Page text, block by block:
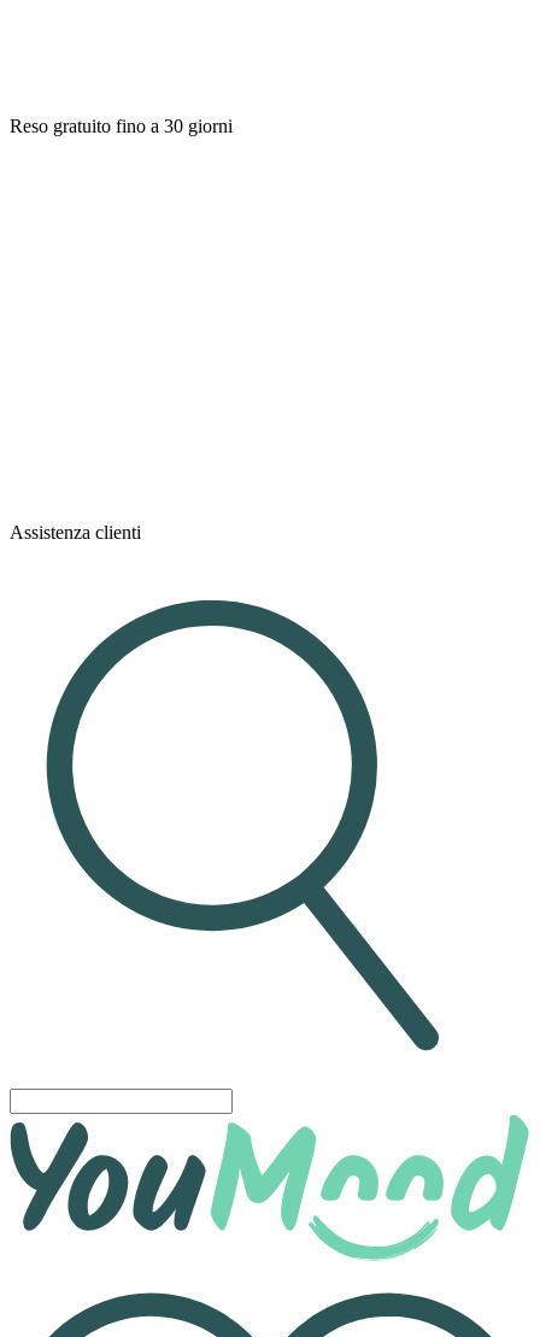
Reso gratuito fino a 30 giorni
Assistenza clienti